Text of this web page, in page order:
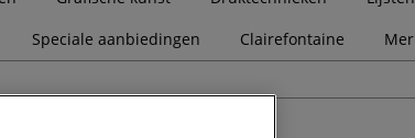
Speciale aanbiedingen Clairefontaine